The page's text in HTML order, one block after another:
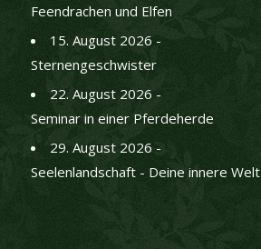
Feendrachen und Elfen
15. August 2026 -
Sternengeschwister
22. August 2026 -
Seminar in einer Pferdeherde
29. August 2026 -
Seelenlandschaft - Deine innere Welt